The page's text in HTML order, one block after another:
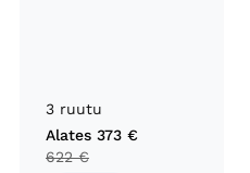
3 ruutu
Alates 373 €
622 €